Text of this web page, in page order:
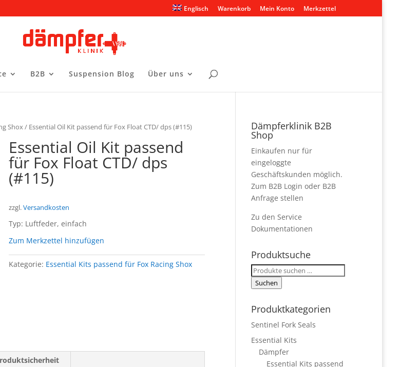
Englisch Warenkorb Mein Konto Merkzettel
B2B Suspension Blog Über uns
Shox/ Essential Oil Kit passend für Fox Float CTD/ dps (#115)
Essential Oil Kit passend
für Fox Float CTD/ dps
(#115)
zzgl.Versandkosten
Typ: Luftfeder, einfach
Zum Merkzettel hinzufügen
Kategorie: Essential Kits passend für Fox Racing Shox
Dämpferklinik B2B
Shop
Einkaufen nur für
eingeloggte
Geschäftskunden möglich.
Zum B2B Login oder B2B
Anfrage stellen
Zu den Service
Dokumentationen
Produktsuche
Suchen
nach:
Suchen
Produktkategorien
Sentinel Fork Seals
Essential Kits
Dämpfer
Essential Kits passend